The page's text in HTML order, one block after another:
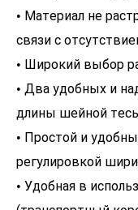
• Материал не
связи с
• Широкий выбор
• Два удобных и
длины шейной
• Простой и
регулировкой
• Удобная в